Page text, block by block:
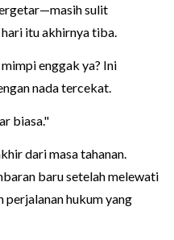
sulit
itu akhirnya tiba.
enggak ya? Ini
nada tercekat.
biasa."
dari masa tahanan.
baru setelah melewati
perjalanan hukum yang